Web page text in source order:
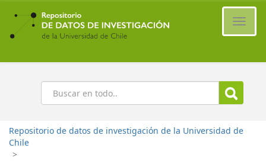
Ir
contenido
principal
Buscar
Repositorio de datos de investigación de la Universidad de
Chile
>